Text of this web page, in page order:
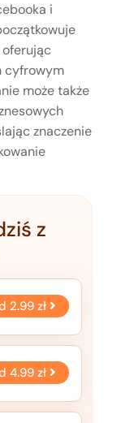
i
cyfrowym
może także
znaczenie
z
2.99 zł
4.99 zł